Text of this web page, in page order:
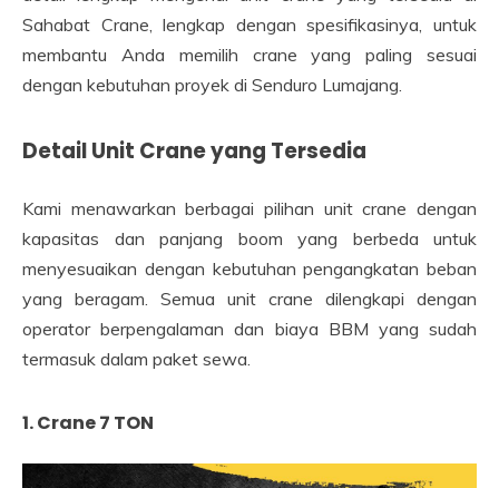
Sahabat Crane, lengkap dengan spesifikasinya, untuk
membantu Anda memilih crane yang paling sesuai
dengan kebutuhan proyek di Senduro Lumajang.
Detail Unit Crane yang Tersedia
Kami menawarkan berbagai pilihan unit crane dengan
kapasitas dan panjang boom yang berbeda untuk
menyesuaikan dengan kebutuhan pengangkatan beban
yang beragam. Semua unit crane dilengkapi dengan
operator berpengalaman dan biaya BBM yang sudah
termasuk dalam paket sewa.
1. Crane 7 TON